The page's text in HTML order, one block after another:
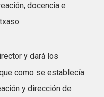
docencia e
y dará los
como se establecía
y dirección de